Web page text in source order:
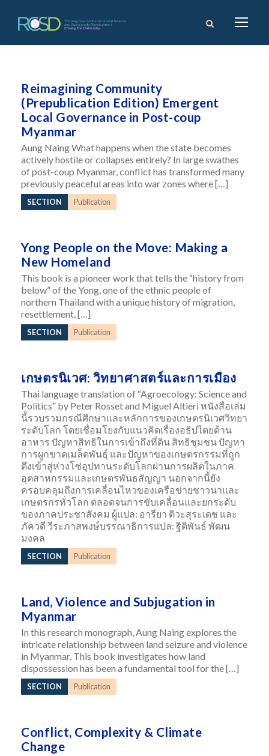
Reimagining Community
(Prepublication Edition) Emergent
Local Governance in Post-coup
Myanmar
Aung Naing What happens when the state becomes
actively hostile or collapses entirely? In large swathes
of post-coup Myanmar, conflict has transformed many
previously peaceful areas into war zones where […]
SECTION Publication
Yong People on the Move: Making a
New Homeland
This book is a pioneer work that tells the “history from
below” of the Yong, one of the ethnic people of
northern Thailand with a unique history of migration,
resettlement, […]
SECTION Publication
เกษตรนิเวศ: วิทยาศาสตร์และการเมือง
Thai language translation of “Agroecology: Science and
Politics” by Peter Rosset and Miguel Altieri หนังสือเล่ม
นี้รวบรวมกรณีศึกษาและหลักการของเกษตรนิเวศวิทยา
ระดับโลก โดยเชื่อมโยงกับแนวคิดเรื่องอธิปไตยด้าน
อาหาร ปัญหาสิทธิในการเข้าถึงที่ดิน สิทธิชุมชน ปัญหา
การผูกขาดเมล็ดพันธุ์ และปัญหาของเกษตรกรรมที่ถูก
ดึงเข้าสู่ห่วงโซ่อุปทานระดับโลกผ่านการผลิตในภาค
อุตสาหกรรมและเกษตรพันธสัญญา นอกจากนี้ยัง
ครอบคลุมถึงการเคลื่อนไหวของเครือข่ายชาวนาและ
เกษตรกรทั่วโลก ตลอดจนการขับเคลื่อนและยกระดับ
ของภาคประชาสังคม ผู้แปล: อารียา ติวะสุระเดช และ
ภัควดี วีระภาสพงษ์บรรณาธิการแปล: ฐิติพันธ์ พัฒน
มงคล
SECTION Publication
Land, Violence and Subjugation in
Myanmar
In this research monograph, Aung Naing explores the
intricate relationship between land seizure and violence
in Myanmar. This book investigates how land
dispossession has been a fundamental tool for the […]
SECTION Publication
Conflict, Complexity & Climate
Change